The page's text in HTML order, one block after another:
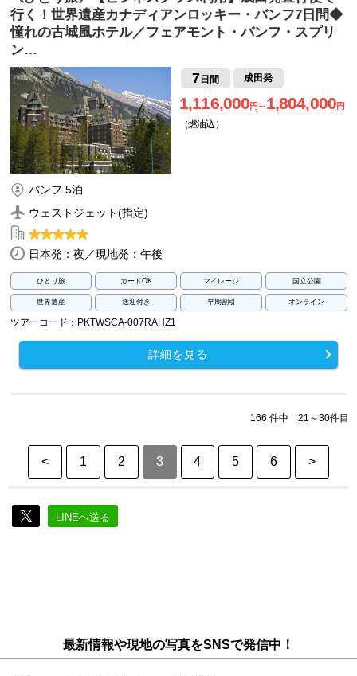
行く！世界遺産カナディアンロッキー・バンフ7日間◆
憧れの古城風ホテル／フェアモント・バンフ・スプリ
ン…
7 日間 成田発
1,116,000円～ 1,804,000円
（燃油込）
バンフ 5泊
ウェストジェット(指定)
日本発：夜／現地発：午後
ひとり旅 カードOK マイレージ 国立公園
世界遺産 送迎付き 早期割引 オンライン
ツアーコード：PKTWSCA-007RAHZ1
詳細を見る
166 件中 21～30件目
< 1 2 3 4 5 6 >
LINEへ送る
最新情報や現地の写真をSNSで発信中！